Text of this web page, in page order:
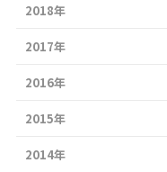
2018年
2017年
2016年
2015年
2014年